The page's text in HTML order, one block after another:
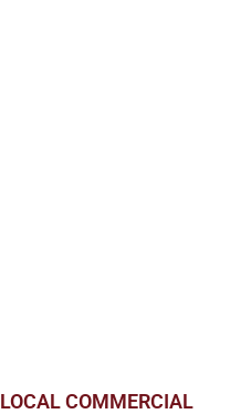
LOCAL COMMERCIAL